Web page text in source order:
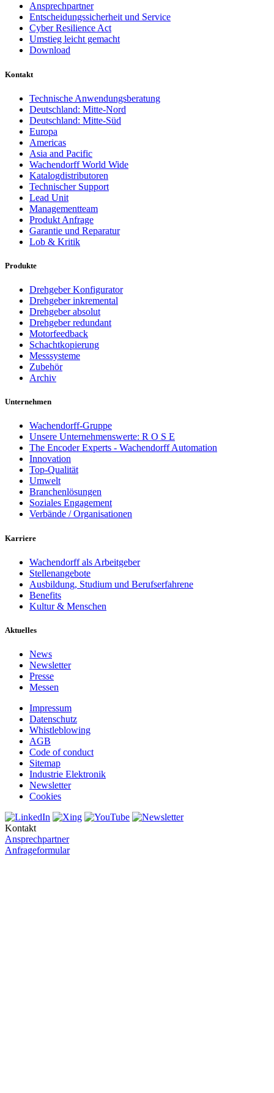
Ansprechpartner
Entscheidungssicherheit und Service
Cyber Resilience Act
Umstieg leicht gemacht
Download
Kontakt
Technische Anwendungsberatung
Deutschland: Mitte-Nord
Deutschland: Mitte-Süd
Europa
Americas
Asia and Pacific
Wachendorff World Wide
Katalogdistributoren
Technischer Support
Lead Unit
Managementteam
Produkt Anfrage
Garantie und Reparatur
Lob & Kritik
Produkte
Drehgeber Konfigurator
Drehgeber inkremental
Drehgeber absolut
Drehgeber redundant
Motorfeedback
Schachtkopierung
Messsysteme
Zubehör
Archiv
Unternehmen
Wachendorff-Gruppe
Unsere Unternehmenswerte: R O S E
The Encoder Experts - Wachendorff Automation
Innovation
Top-Qualität
Umwelt
Branchenlösungen
Soziales Engagement
Verbände / Organisationen
Karriere
Wachendorff als Arbeitgeber
Stellenangebote
Ausbildung, Studium und Berufserfahrene
Benefits
Kultur & Menschen
Aktuelles
News
Newsletter
Presse
Messen
Impressum
Datenschutz
Whistleblowing
AGB
Code of conduct
Sitemap
Industrie Elektronik
Newsletter
Cookies
Kontakt
Ansprechpartner
Anfrageformular